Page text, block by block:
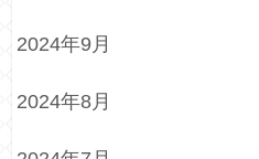
2024年9月
2024年8月